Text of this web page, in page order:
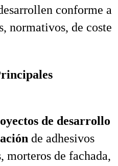
conforme a
normativos, de coste
de desarrollo
de adhesivos
morteros de fachada,